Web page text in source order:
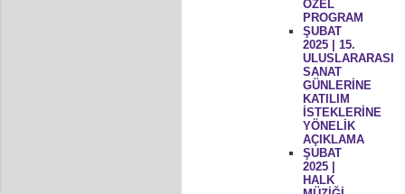
ÖZEL
PROGRAM
ŞUBAT
2025 | 15.
ULUSLARARASI
SANAT
GÜNLERİNE
KATILIM
İSTEKLERİNE
YÖNELİK
AÇIKLAMA
ŞUBAT
2025 |
HALK